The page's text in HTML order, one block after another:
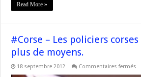
Read More »
#Corse – Les policiers
plus de moyens.
18 septembre 2012 Commentaires fermés